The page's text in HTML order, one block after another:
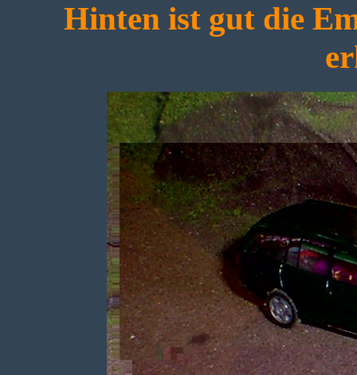
Hinten ist gut die